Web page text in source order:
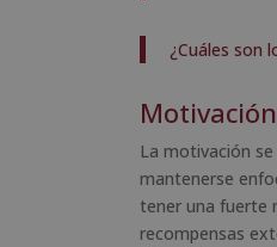
¿Cuáles son
La motivación
mantenerse
tener una fuerte
recompensas